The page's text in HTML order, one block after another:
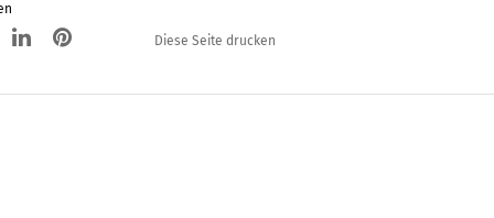
Diese Seite drucken